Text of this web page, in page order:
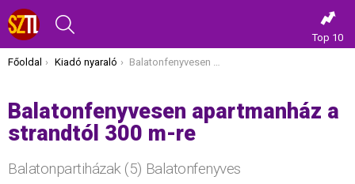
Top 10
Itt vagy most:
Főoldal Kiadó nyaraló Balatonfenyvesen apartmanház a strandtól 300 m-re
Balatonfenyvesen apartmanház a
strandtól 300 m-re
Balatonpartiházak (5) Balatonfenyves